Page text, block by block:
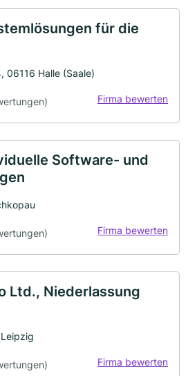
für die
06116 Halle (Saale)
Firma bewerten
Software- und
Firma bewerten
Ltd., Niederlassung
Firma bewerten